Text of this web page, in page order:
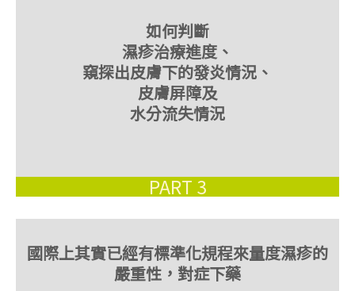
如何判斷
濕疹治療進度、
窺探出皮膚下的發炎情況、
皮膚屏障及
水分流失情況
PART 3
國際上其實已經有標準化規程來量度濕疹的
嚴重性，對症下藥